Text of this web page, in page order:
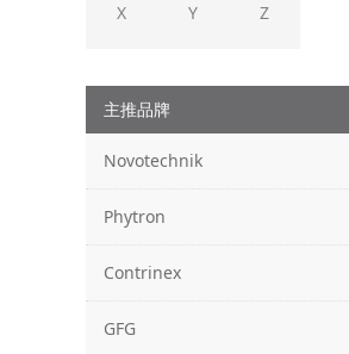
X Y Z
主推品牌
Novotechnik
Phytron
Contrinex
GFG